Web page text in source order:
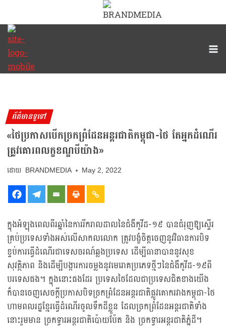
ព័ត៌មានទូទៅ
«ថៃប្រកាសបើកច្រកព្រំដែនអន្តរជាតិកម្ពុជា-ថៃ តែអ្នកដំណើរ
ត្រូវគោរពលក្ខខណ្ឌបីយ៉ាង»
BRANDMEDIA May 2, 2022
ក្នុងអំឡុងពេលពីរឆ្នាំនៃការរីករាលដាលនៃជំងឺកូវីដ-១៩ បានជំរុញឱ្យស្ទើរ
គ្រប់ប្រទេសទាំងអស់លើសាកលលោក ត្រូវបង្ខំចិត្តចេញនូវវិធានការបិទ
ខ្ទប់ការធ្វើដំណើរជាទេសចរណ៍ឆ្លងប្រទេស ដើម្បីធានាបាននូវសុខ
សុវត្ថិភាព និងដើម្បីបង្ការការចម្លងនូវមេរោគប្រភេទថ្មីៗនៃជំងឺកូវីដ-១៩ពី
បរទេសផង។ ក្នុងនោះផងដែរ ប្រទេសថៃដែលជាប្រទេសជិតខាងយើង
ក៏បានចេញសេចក្ដីប្រកាសបិទច្រកព្រំដែនអន្តរជាតិផ្លូវគោករវាងកម្ពុជា-ថៃ
ហាមពលរដ្ឋខ្មែរធ្វើដំណើរចូលទឹកដីខ្លួន ដែលច្រកព្រំដែនអន្តរជាតិទាំង
នោះរួមមាន ច្រកទ្វារអន្តរជាតិប៉ោយប៉ែត និង ច្រកទ្វារអន្តរជាតិភ្នំដី។